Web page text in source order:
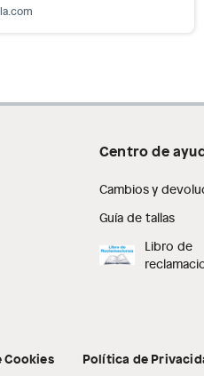
Centro de
Cambios y
Guía de tallas
Libro de
Cookies Política de